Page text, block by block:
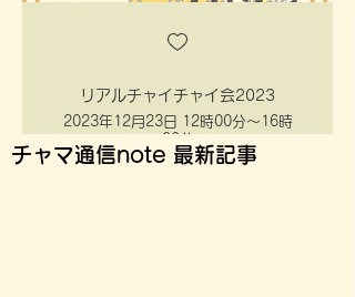
リアルチャイチャイ会2023
2023年12月23日 12時00分～16時
00分
​チャマ通信note 最新記事